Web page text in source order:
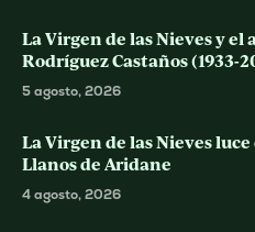
La Virgen de las Nieves y
Rodríguez Castaños (1933-
5 agosto, 2026
La Virgen de las Nieves
Llanos de Aridane
4 agosto, 2026